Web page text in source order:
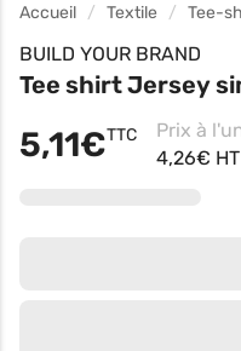
Accueil Textile Tee-
BUILD YOUR BRAND
Tee shirt Jersey
5,11€TTC
4,26€ HT